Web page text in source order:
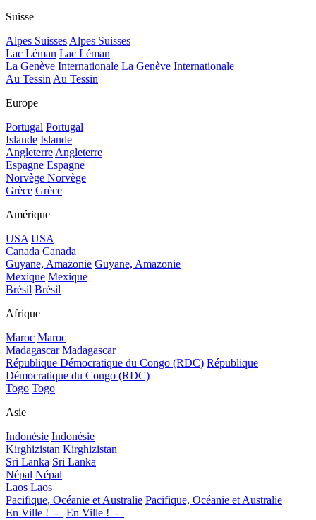
Suisse
Alpes SuissesAlpes Suisses
Lac Léman Lac Léman
La Genève Internationale La Genève Internationale
Au TessinAu Tessin
Europe
Portugal Portugal
Islande Islande
AngleterreAngleterre
Espagne Espagne
Norvège Norvège
Grèce Grèce
Amérique
USA USA
Canada Canada
Guyane, Amazonie Guyane, Amazonie
Mexique Mexique
Brésil Brésil
Afrique
Maroc Maroc
Madagascar Madagascar
République Démocratique du Congo (RDC) République
Démocratique du Congo (RDC)
Togo Togo
Asie
Indonésie Indonésie
Kirghizistan Kirghizistan
Sri Lanka Sri Lanka
Népal Népal
Laos Laos
Pacifique, Océanie et Australie Pacifique, Océanie et Australie
En Ville !_-_
En Ville !_-_